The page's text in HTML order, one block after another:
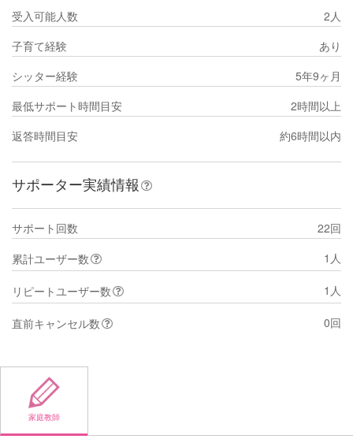
受入可能人数
2人
子育て経験
あり
シッター経験
5年9ヶ月
最低サポート時間目安
2時間以上
返答時間目安
約6時間以内
サポーター実績情報
サポート回数
22回
累計ユーザー数
1人
リピートユーザー数 1人
直前キャンセル数 0回
家庭教師